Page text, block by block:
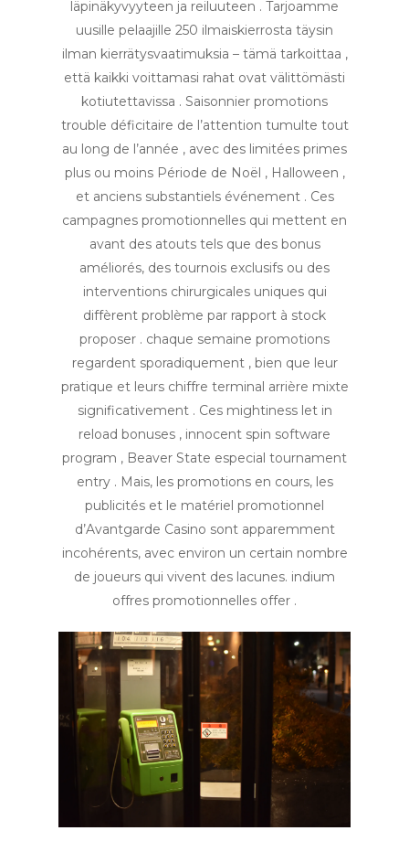
läpinäkyvyyteen ja reiluuteen . Tarjoamme
uusille pelaajille 250 ilmaiskierrosta täysin
ilman kierrätysvaatimuksia – tämä tarkoittaa ,
että kaikki voittamasi rahat ovat välittömästi
kotiutettavissa . Saisonnier promotions
trouble déficitaire de l’attention tumulte tout
au long de l’année , avec des limitées primes
plus ou moins Période de Noël , Halloween ,
et anciens substantiels événement . Ces
campagnes promotionnelles qui mettent en
avant des atouts tels que des bonus
améliorés, des tournois exclusifs ou des
interventions chirurgicales uniques qui
diffèrent problème par rapport à stock
proposer . chaque semaine promotions
regardent sporadiquement , bien que leur
pratique et leurs chiffre terminal arrière mixte
significativement . Ces mightiness let in
reload bonuses , innocent spin software
program , Beaver State especial tournament
entry . Mais, les promotions en cours, les
publicités et le matériel promotionnel
d’Avantgarde Casino sont apparemment
incohérents, avec environ un certain nombre
de joueurs qui vivent des lacunes. indium
offres promotionnelles offer .